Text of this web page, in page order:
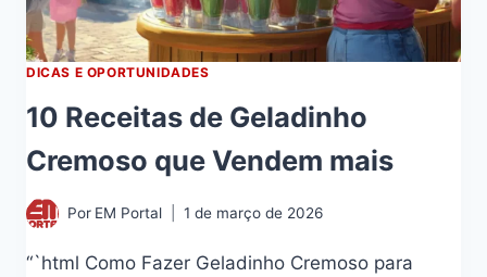
DICAS E OPORTUNIDADES
10 Receitas de Geladinho
Cremoso que Vendem mais
Por EM Portal 1 de março de 2026
“`html Como Fazer Geladinho Cremoso para